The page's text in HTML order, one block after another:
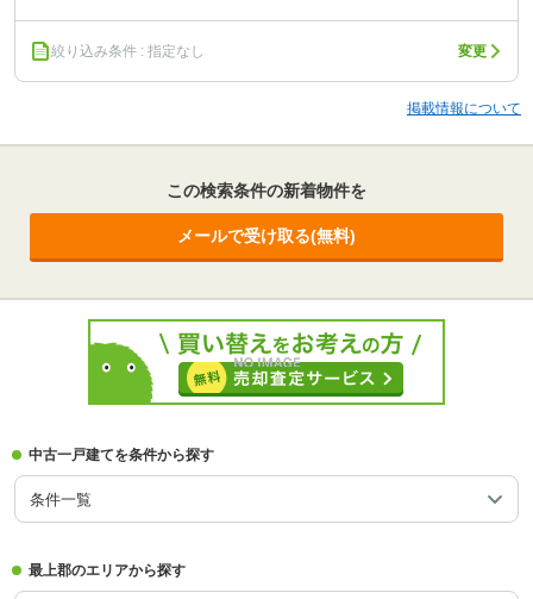
絞り込み条件 : 指定なし 変更
掲載情報について
この検索条件の新着物件を
メールで受け取る(無料)
中古一戸建てを条件から探す
条件一覧
最上郡のエリアから探す